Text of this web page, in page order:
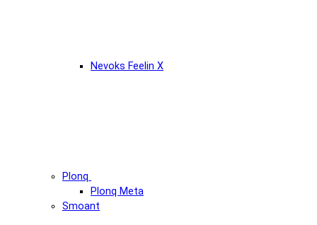
Nevoks Feelin X
Plonq
Plonq Meta
Smoant